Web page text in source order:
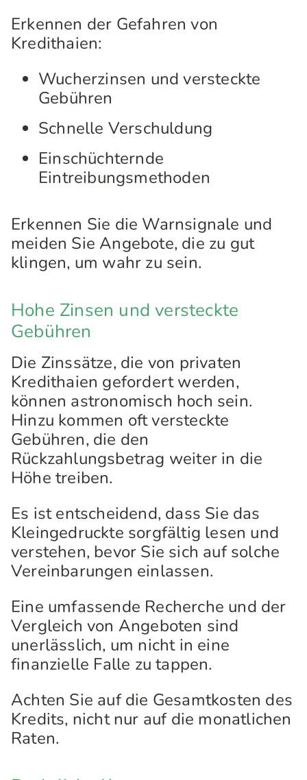
Erkennen der Gefahren von
Kredithaien:
Wucherzinsen und versteckte
Gebühren
Schnelle Verschuldung
Einschüchternde
Eintreibungsmethoden
Erkennen Sie die Warnsignale und
meiden Sie Angebote, die zu gut
klingen, um wahr zu sein.
Hohe Zinsen und versteckte
Gebühren
Die Zinssätze, die von privaten
Kredithaien gefordert werden,
können astronomisch hoch sein.
Hinzu kommen oft versteckte
Gebühren, die den
Rückzahlungsbetrag weiter in die
Höhe treiben.
Es ist entscheidend, dass Sie das
Kleingedruckte sorgfältig lesen und
verstehen, bevor Sie sich auf solche
Vereinbarungen einlassen.
Eine umfassende Recherche und der
Vergleich von Angeboten sind
unerlässlich, um nicht in eine
finanzielle Falle zu tappen.
Achten Sie auf die Gesamtkosten des
Kredits, nicht nur auf die monatlichen
Raten.